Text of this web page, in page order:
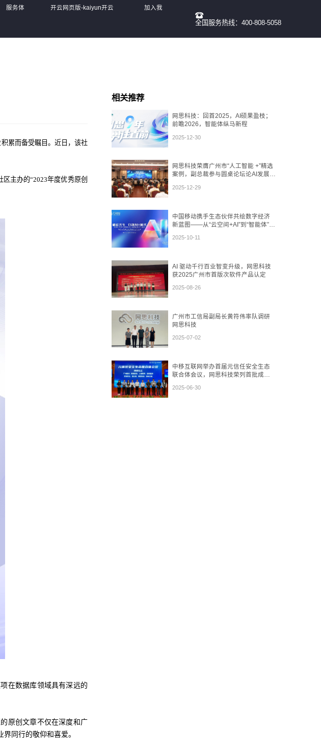
服务体 开云网页版-kaiyun开云 加入我
全国服务热线：400-808-5058
累而备受瞩目。近日，该社
主办的“2023年度优秀原创
在数据库领域具有深远的
原创文章不仅在深度和广
同行的敬仰和喜爱。
相关推荐
网思科技：回首2025，AI硕果盈枝；
前瞻2026，智能体纵马新程
2025-12-30
网思科技荣膺广州市“人工智能 +”精选
案例，副总裁参与圆桌论坛论AI发展态
2025-12-29
中国移动携手生态伙伴共绘数字经济
新蓝图——从“云空间+AI”到“智能体”，
2025-10-11
AI 驱动千行百业智变升级，网思科技
获2025广州市首版次软件产品认定
2025-08-26
广州市工信局副局长黄符伟率队调研
网思科技
2025-07-02
中移互联网举办首届元信任安全生态
联合体会议，网思科技荣列首批成员
2025-06-30